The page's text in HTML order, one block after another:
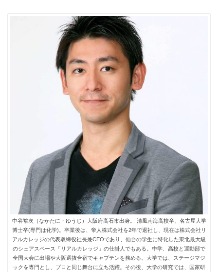
中谷裕次（なかたに・ゆうじ）大阪府高石市出身。 清風南海高校卒、名古屋大学
博士卒(専門は化学)。卒業後は、帝人株式会社を2年で退社し、現在は株式会社リ
アルカレッジの代表取締役社長兼CEOであり、仙台の学生に特化した東北最大級
のシェアスペース「リアルカレッジ」の仕掛人でもある。中学、高校と運動部で
全国大会に出場や大阪選抜合宿でキャプテンを務める。大学では、ステージマジ
ックを専門とし、プロと同じ舞台に立ち活躍。その後、大学の研究では、国家研